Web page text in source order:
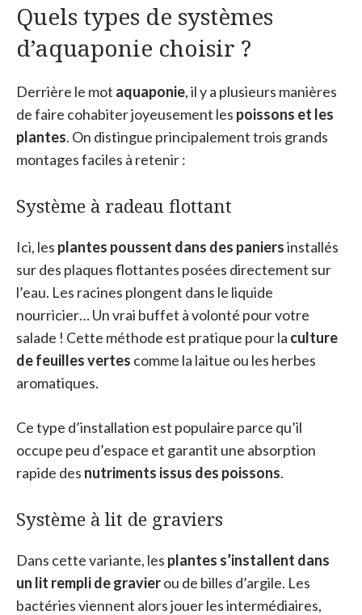
Quels types de systèmes
d’aquaponie choisir ?
Derrière le mot aquaponie, il y a plusieurs manières
de faire cohabiter joyeusement les poissons et les
plantes. On distingue principalement trois grands
montages faciles à retenir :
Système à radeau flottant
Ici, les plantes poussent dans des paniersinstallés
sur des plaques flottantes posées directement sur
l’eau. Les racines plongent dans le liquide
nourricier… Un vrai buffet à volonté pour votre
salade ! Cette méthode est pratique pour la culture
de feuilles vertes comme la laitue ou les herbes
aromatiques.
Ce type d’installation est populaire parce qu’il
occupe peu d’espace et garantit une absorption
rapide des nutriments issus des poissons.
Système à lit de graviers
Dans cette variante, les plantes s’installent dans
un lit rempli de gravierou de billes d’argile. Les
bactéries viennent alors jouer les intermédiaires,